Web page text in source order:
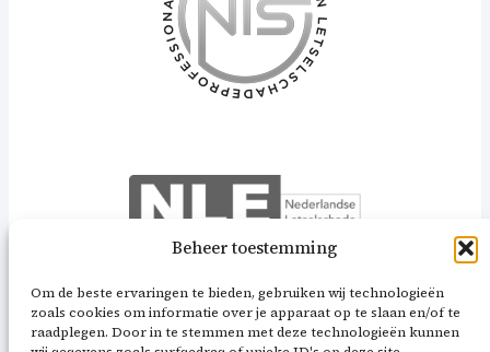
Beheer toestemming
Om de beste ervaringen te bieden, gebruiken wij technologieën
zoals cookies om informatie over je apparaat op te slaan en/of te
raadplegen. Door in te stemmen met deze technologieën kunnen